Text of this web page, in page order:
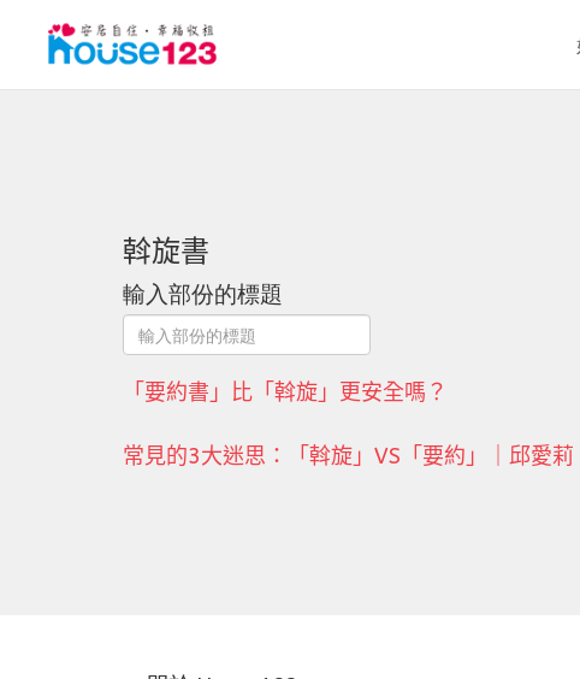
斡旋書
輸入部份的標題
「要約書」比「斡旋」更安全嗎？
常見的3大迷思：「斡旋」VS「要約」｜邱愛